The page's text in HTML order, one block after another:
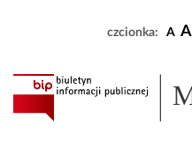
czcionka: A A